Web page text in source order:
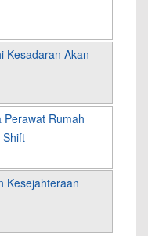
Kesadaran Akan
Rumah
Kesejahteraan